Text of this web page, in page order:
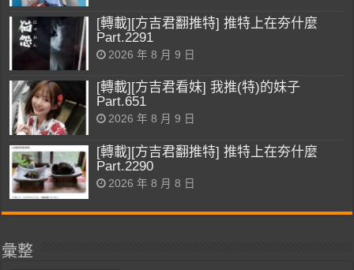
[轉載][方吉君翻推特] 推特上在夯什麼
Part.2291
2026 年 8 月 9 日
[轉載][方吉君看妹] 我推(特)的妹子
Part.651
2026 年 8 月 9 日
[轉載][方吉君翻推特] 推特上在夯什麼
Part.2290
2026 年 8 月 8 日
彙整